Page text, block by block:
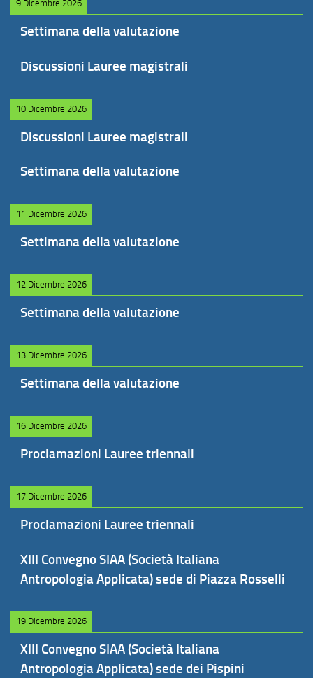
9 Dicembre 2026
Settimana della valutazione
Discussioni Lauree magistrali
10 Dicembre 2026
Discussioni Lauree magistrali
Settimana della valutazione
11 Dicembre 2026
Settimana della valutazione
12 Dicembre 2026
Settimana della valutazione
13 Dicembre 2026
Settimana della valutazione
16 Dicembre 2026
Proclamazioni Lauree triennali
17 Dicembre 2026
Proclamazioni Lauree triennali
XIII Convegno SIAA (Società Italiana
Antropologia Applicata) sede di Piazza Rosselli
19 Dicembre 2026
XIII Convegno SIAA (Società Italiana
Antropologia Applicata) sede dei Pispini